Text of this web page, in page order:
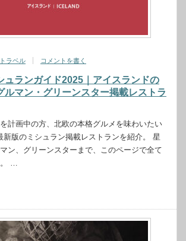
トラベル コメントを書く
ュランガイド2025｜アイスランドの
ルマン・グリーンスター掲載レストラ
計画中の方、北欧の本格グルメを味わいたい
新版のミシュラン掲載レストランを紹介。 星
ン、グリーンスターまで、このページで全て
。 …